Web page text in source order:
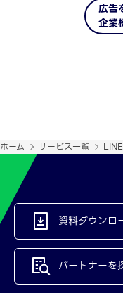
広告
企業
ホーム サービス一覧
資料ダウンロ
パートナーを